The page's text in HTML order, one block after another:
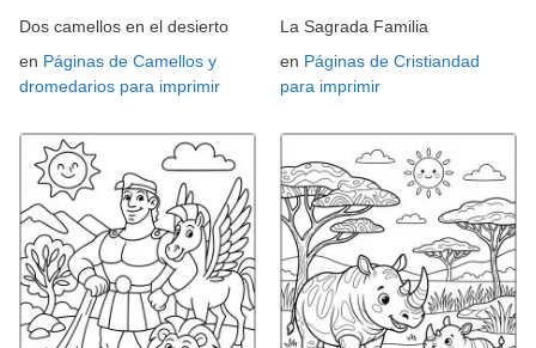
Dos camellos en el desierto
en Páginas de Camellos y
dromedarios para imprimir
La Sagrada Familia
en Páginas de Cristiandad
para imprimir